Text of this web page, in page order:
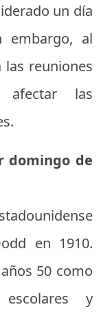
un día
embargo, al
reuniones
las
domingo de
en 1910.
50 como
y